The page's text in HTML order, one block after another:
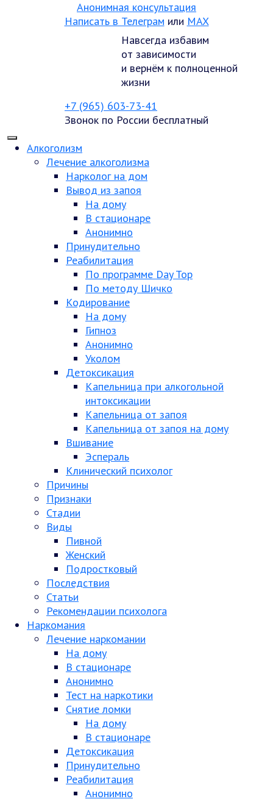
Анонимная консультация
Написать в Телеграм или MAX
Навсегда избавим
от зависимости
и вернём к полноценной
жизни
+7 (965) 603-73-41
Звонок по России бесплатный
Алкоголизм
Лечение алкоголизма
Нарколог на дом
Вывод из запоя
На дому
В стационаре
Анонимно
Принудительно
Реабилитация
По программе Day Top
По методу Шичко
Кодирование
На дому
Гипноз
Анонимно
Уколом
Детоксикация
Капельница при алкогольной
интоксикации
Капельница от запоя
Капельница от запоя на дому
Вшивание
Эспераль
Клинический психолог
Причины
Признаки
Стадии
Виды
Пивной
Женский
Подростковый
Последствия
Статьи
Рекомендации психолога
Наркомания
Лечение наркомании
На дому
В стационаре
Анонимно
Тест на наркотики
Снятие ломки
На дому
В стационаре
Детоксикация
Принудительно
Реабилитация
Анонимно